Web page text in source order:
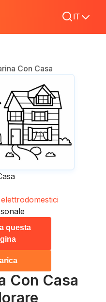
IT
Con Casa
questa
Con Casa